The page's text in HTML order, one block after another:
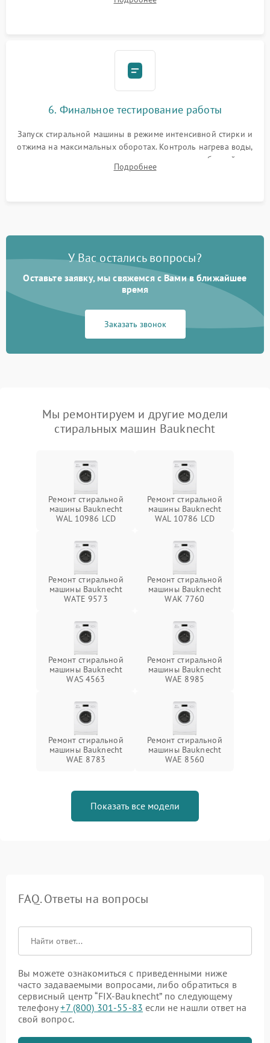
герметиком для предотвращения возможных протечек воды.
6. Финальное тестирование работы
Запуск стиральной машины в режиме интенсивной стирки и
отжима на максимальных оборотах. Контроль нагрева воды,
корректности слива, отсутствия излишних вибраций,
посторонних стуков и протечек под корпусом.
Подробнее
У Вас остались вопросы?
Оставьте заявку, мы свяжемся с Вами в ближайшее
время
Заказать звонок
Мы ремонтируем и другие модели
стиральных машин Bauknecht
Ремонт стиральной
машины Bauknecht
WAL 10986 LCD
Ремонт стиральной
машины Bauknecht
WAL 10786 LCD
Ремонт стиральной
машины Bauknecht
WATE 9573
Ремонт стиральной
машины Bauknecht
WAK 7760
Ремонт стиральной
машины Bauknecht
WAS 4563
Ремонт стиральной
машины Bauknecht
WAE 8985
Ремонт стиральной
машины Bauknecht
WAE 8783
Ремонт стиральной
машины Bauknecht
WAE 8560
Показать все модели
FAQ. Ответы на вопросы
Вы можете ознакомиться с приведенными ниже
часто задаваемыми вопросами, либо обратиться в
сервисный центр “FIX-Bauknecht” по следующему
телефону+7 (800) 301-55-83 если не нашли ответ на
свой вопрос.